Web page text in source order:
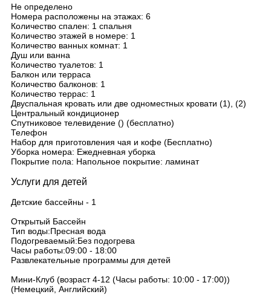
Не определено
Номера расположены на этажах: 6
Количество спален: 1 спальня
Количество этажей в номере: 1
Количество ванных комнат: 1
Душ или ванна
Количество туалетов: 1
Балкон или терраса
Количество балконов: 1
Количество террас: 1
Двуспальная кровать или две одноместных кровати (1), (2)
Центральный кондиционер
Спутниковое телевидение () (бесплатно)
Телефон
Набор для приготовления чая и кофе (Бесплатно)
Уборка номера: Ежедневная уборка
Покрытие пола: Напольное покрытие: ламинат
Услуги для детей
Детские бассейны - 1
Открытый Бассейн
Тип воды:Пресная вода
Подогреваемый:Без подогрева
Часы работы:09:00 - 18:00
Развлекательные программы для детей
Мини-Клуб (возраст 4-12 (Часы работы: 10:00 - 17:00))
(Немецкий, Английский)